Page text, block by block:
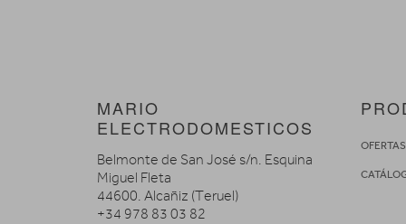
MARIO
ELECTRODOMESTICOS
Belmonte de San José s/n. Esquina
Miguel Fleta
44600. Alcañiz (Teruel)
+34 978 83 03 82
OFERTAS